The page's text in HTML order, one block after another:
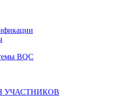
BQC
УЧАСТНИКОВ